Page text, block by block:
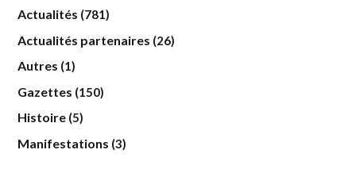
Actualités (781)
Actualités partenaires (26)
Autres (1)
Gazettes (150)
Histoire (5)
Manifestations (3)